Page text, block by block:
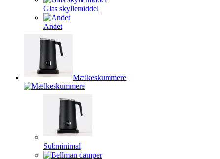
Glas skyllemiddel
Andet
Mælkeskummere
Subminimal